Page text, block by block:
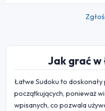
Jak grać w
Łatwe Sudoku to doskonały
początkujących, ponieważ
wpisanych, co pozwala